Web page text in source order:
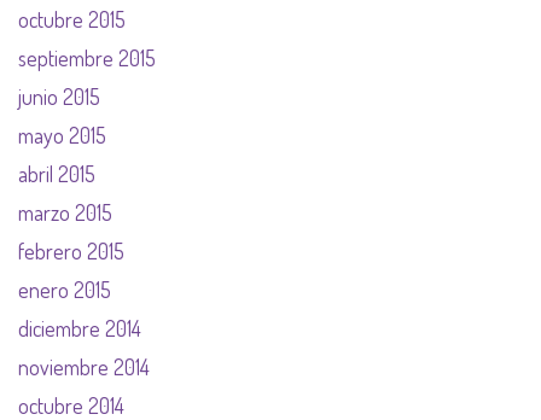
octubre 2015
septiembre 2015
junio 2015
mayo 2015
abril 2015
marzo 2015
febrero 2015
enero 2015
diciembre 2014
noviembre 2014
octubre 2014